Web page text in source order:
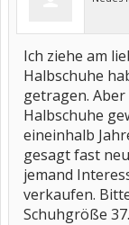
Ich ziehe am
Halbschuhe
getragen.
Halbschuhe
eineinhalb
gesagt fast
jemand
verkaufen.
Schuhgröße